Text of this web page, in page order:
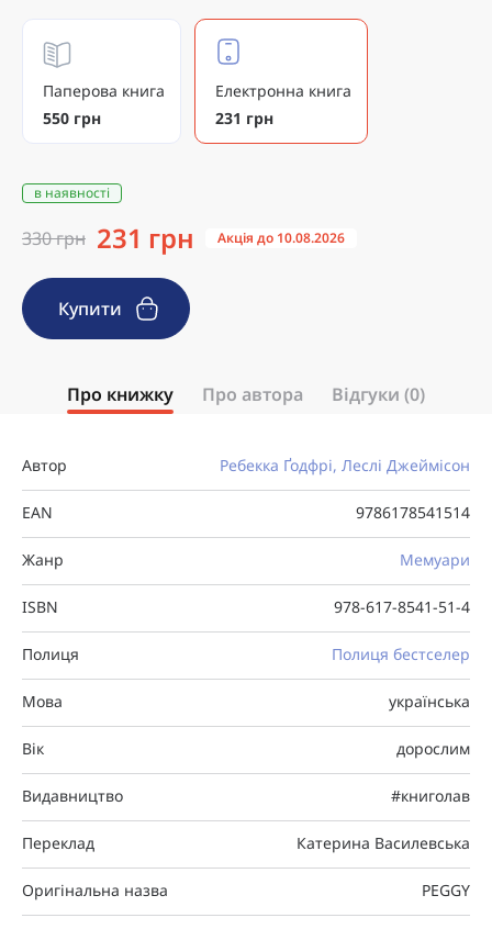
Паперова книга
550 грн
Електронна книга
231 грн
в наявності
330 грн 231 грн Акція до 10.08.2026
Купити
Про книжку Про автора Відгуки (0)
Автор Ребекка Ґодфрі, Леслі Джеймісон
EAN 9786178541514
Жанр Мемуари
ISBN 978-617-8541-51-4
Полиця Полиця бестселер
Мова українська
Вік дорослим
Видавництво #книголав
Переклад Катерина Василевська
Оригінальна назва PEGGY